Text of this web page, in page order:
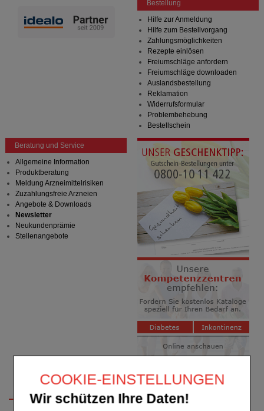
COOKIE-EINSTELLUNGEN
Wir schützen Ihre Daten!
Bestellung
Hilfe zur Anmeldung
Hilfe zum Bestellvorgang
Zahlungsmöglichkeiten
Rezepte einlösen
Freiumschläge anfordern
Freiumschläge downloaden
Auslandsbestellung
Reklamation
Widerrufsformular
Problembehebung
Bestellschein
Beratung und Service
Allgemeine Information
Produktberatung
Meldung Arzneimittelrisiken
Zuzahlungsfreie Arzneien
Angebote & Downloads
Newsletter
Neukundenprämie
Stellenangebote